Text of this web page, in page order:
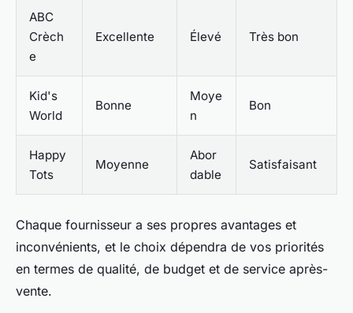
ABC
Crèch
e
Excellente Élevé Très bon
Kid's
World
Bonne
Moye
n
Bon
Happy
Tots
Moyenne
Abor
dable
Satisfaisant
Chaque fournisseur a ses propres avantages et
inconvénients, et le choix dépendra de vos priorités
en termes de qualité, de budget et de service après-
vente.